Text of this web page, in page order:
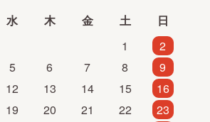
水 木 金 土
日
1
2
5 6 7 8
9
12 13 14 15
16
19 20 21 22
23